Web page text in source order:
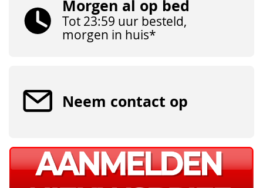
Morgen al op bed
Tot 23:59 uur besteld,
morgen in huis*
Neem contact op